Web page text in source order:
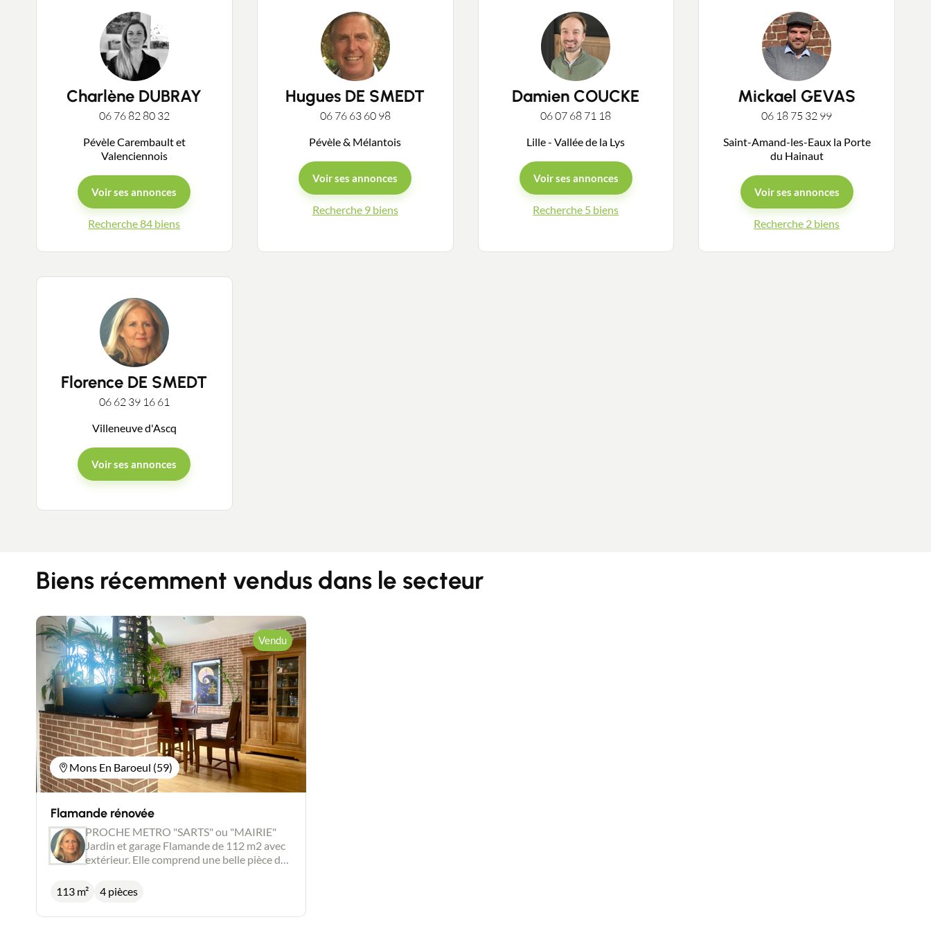
Contacter un conseiller
Estimer/Vendre
Recrutement
Charlène DUBRAY
06 76 82 80 32
Pévèle Carembault et
Valenciennois
Voir ses annonces
Recherche 84 biens
Hugues DE SMEDT
06 76 63 60 98
Pévèle & Mélantois
Voir ses annonces
Recherche 9 biens
Damien COUCKE
06 07 68 71 18
Lille - Vallée de la Lys
Voir ses annonces
Recherche 5 biens
Mickael GEVAS
06 18 75 32 99
Saint-Amand-les-Eaux la Porte
du Hainaut
Voir ses annonces
Recherche 2 biens
Florence DE SMEDT
06 62 39 16 61
Villeneuve d'Ascq
Voir ses annonces
Biens récemment vendus dans le secteur
Mons En Baroeul (59)
Vendu
Flamande rénovée
PROCHE METRO "SARTS" ou "MAIRIE"
Jardin et garage Flamande de 112 m2 avec
extérieur. Elle comprend une belle pièce de
une pièce véranda lumineuse donnant sur
un jardin intimiste, sans vis à vis. Salle de
bain avec baignoire et douche. A l'étage, 3
113 m² 4 pièces